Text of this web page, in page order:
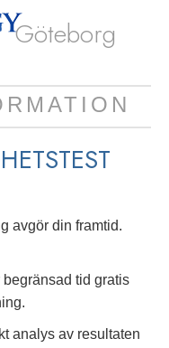
Göteborg
avgör din framtid.
tid gratis
analys av resultaten